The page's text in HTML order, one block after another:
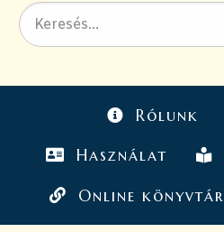
Rólunk
Használat
Online könyvtár